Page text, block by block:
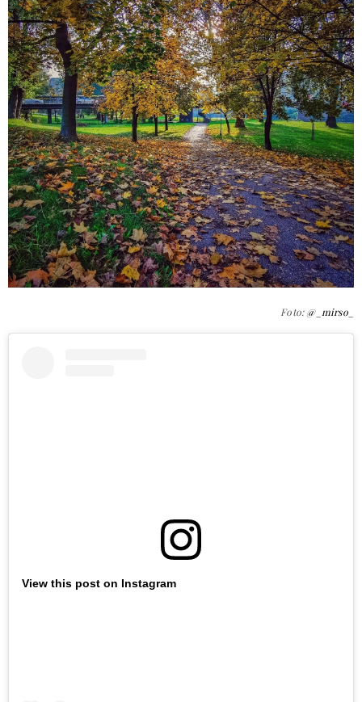
Foto:@_mirso_
View this post on Instagram